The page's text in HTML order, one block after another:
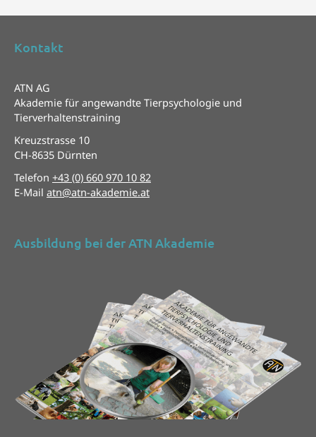
Kontakt
ATN AG
Akademie für angewandte Tierpsychologie und
Tierverhaltenstraining
Kreuzstrasse 10
CH-8635 Dürnten
Telefon +43 (0) 660 970 10 82
E-Mail atn@atn-akademie.at
Ausbildung bei der ATN Akademie